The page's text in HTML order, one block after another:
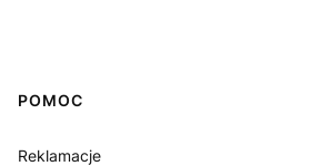
Linki w stopce
POMOC
Reklamacje